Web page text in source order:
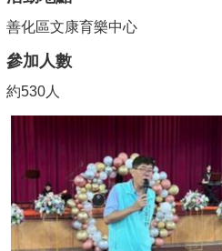
善化區文康育樂中心
參加人數
約530人